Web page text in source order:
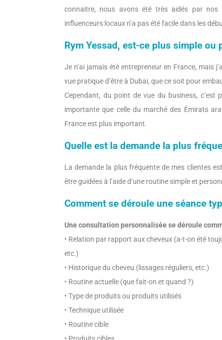
connaitre, nous avons été très aidés par nos
influenceurs locaux n’a pas été facile dans les
Rym Yessad, est-ce plus simple ou
Je n’ai jamais été entrepreneur en France, mais
vue pratique d’être à Dubai, que ce soit pour
Cependant, du point de vue du business,
importante que celle du marché des Émirats
France est plus important.
Quelle est la demande la plus
La demande la plus fréquente de mes clientes
être guidées à l’aide d’une routine simple et
Comment se déroule une séance
Une consultation personnalisée se déroule
• Relation par rapport aux cheveux (a-t-on été
etc.)
• Historique du cheveu (lissages réguliers, etc.)
• Routine actuelle (que fait-on et quand ?)
• Type de produits ou produits utilisés
• Technique utilisée
• Routine cible